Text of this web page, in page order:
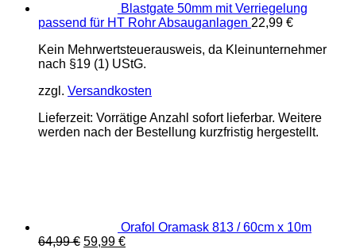
Blastgate 50mm mit Verriegelung
passend für HT Rohr Absauganlagen 22,99 €
Kein Mehrwertsteuerausweis, da Kleinunternehmer
nach §19 (1) UStG.
zzgl. Versandkosten
Lieferzeit: Vorrätige Anzahl sofort lieferbar. Weitere
werden nach der Bestellung kurzfristig hergestellt.
Orafol Oramask 813 / 60cm x 10m
64,99€ Ursprünglicher
59,99 €Aktueller